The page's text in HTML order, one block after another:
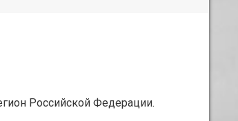
Российской Федерации.